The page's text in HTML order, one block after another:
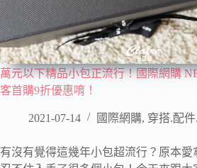
萬元以下精品小包正流行！國際網購
客首購9折優惠唷！
2021-07-14 國際網購, 穿搭.配
有沒有覺得這幾年小包超流行？原本愛